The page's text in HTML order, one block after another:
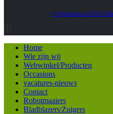
© Heatmedia.nl 2024.
Home
Wie zijn wij
Webwinkel/Producten
Occasions
vacatures-nieuws
Contact
Robotmaaiers
Bladblazers/Zuigers